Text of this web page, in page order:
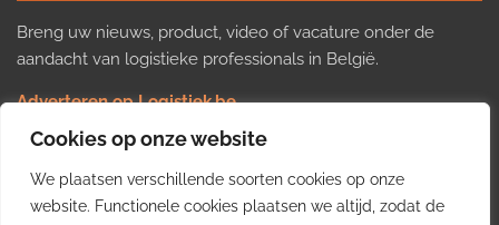
Cookies op onze website
We plaatsen verschillende soorten cookies op onze
website. Functionele cookies plaatsen we altijd, zodat de
Breng uw nieuws, product, video of vacature onder de
aandacht van logistieke professionals in België.
Adverteren op Logistiek.be
Nieuws insturen
Uw video op Logistiek.TV
Job plaatsen
Gratis wekelijkse update